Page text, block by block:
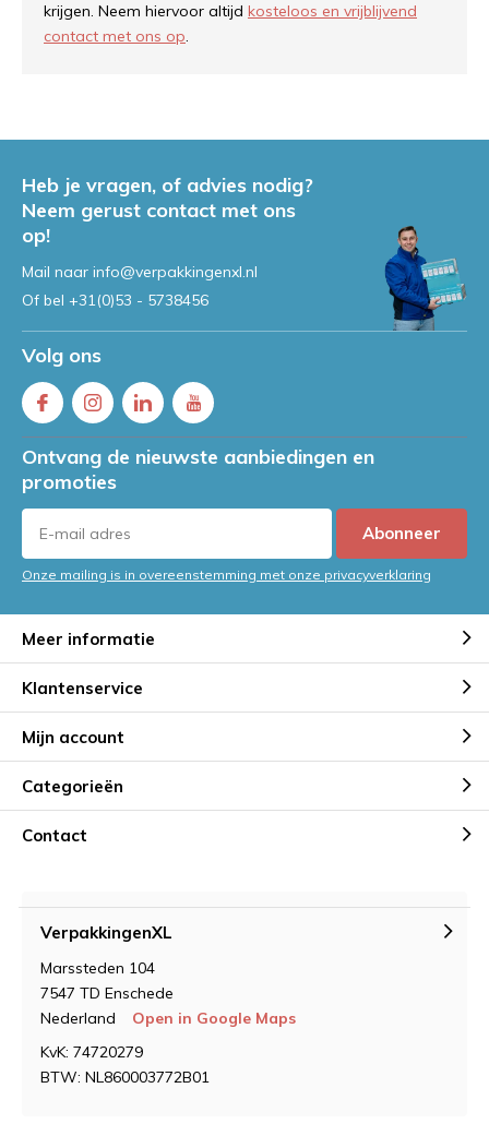
krijgen. Neem hiervoor altijd kosteloos en vrijblijvend
contact met ons op.
Heb je vragen, of advies nodig?
Neem gerust contact met ons
op!
Mail naar info@verpakkingenxl.nl
Of bel +31(0)53 - 5738456
Volg ons
Ontvang de nieuwste aanbiedingen en
promoties
Abonneer
Onze mailing is in overeenstemming met onze privacyverklaring
Meer informatie
Klantenservice
Mijn account
Categorieën
Contact
VerpakkingenXL
Marssteden 104
7547 TD Enschede
Nederland
Open in Google Maps
KvK: 74720279
BTW: NL860003772B01